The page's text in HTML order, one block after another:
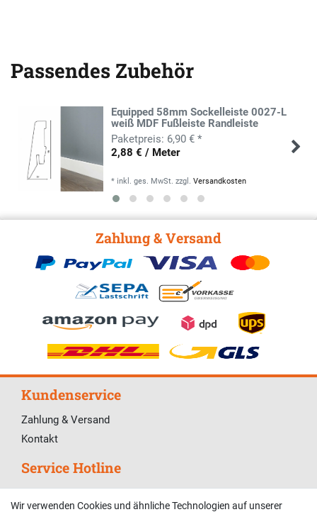
Passendes Zubehör
Equipped 58mm Sockelleiste 0027-L
weiß MDF Fußleiste Randleiste
6,90 € *
2,88 € / Meter
* inkl. ges. MwSt. zzgl.Versandkosten
Zahlung & Versand
Kundenservice
Zahlung & Versand
Kontakt
Service Hotline
Telefonische Unterstützung und Beratung unter:
Wir verwenden Cookies und ähnliche Technologien auf unserer